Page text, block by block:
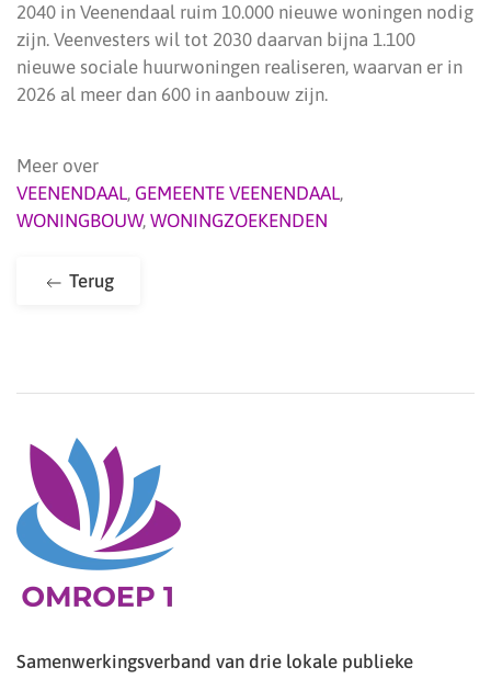
2040 in Veenendaal ruim 10.000 nieuwe woningen nodig
zijn. Veenvesters wil tot 2030 daarvan bijna 1.100
nieuwe sociale huurwoningen realiseren, waarvan er in
2026 al meer dan 600 in aanbouw zijn.
Meer over
VEENENDAAL, GEMEENTE VEENENDAAL,
WONINGBOUW, WONINGZOEKENDEN
Terug
Samenwerkingsverband van drie lokale publieke